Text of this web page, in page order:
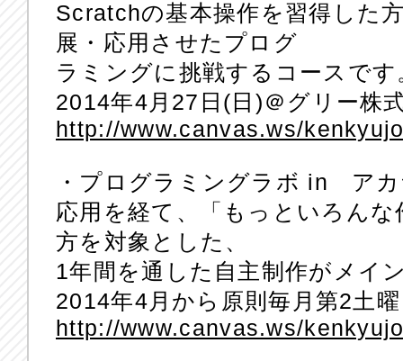
Scratchの基本操作を習得した
展・応用させたプログ
ラミングに挑戦するコースです
2014年4月27日(日)＠グリー株
http://www.canvas.ws/
・プログラミングラボ in ア
応用を経て、「もっといろん
方を対象とした、
1年間を通した自主制作がメイ
2014年4月から原則毎月第2土
http://www.canvas.ws/